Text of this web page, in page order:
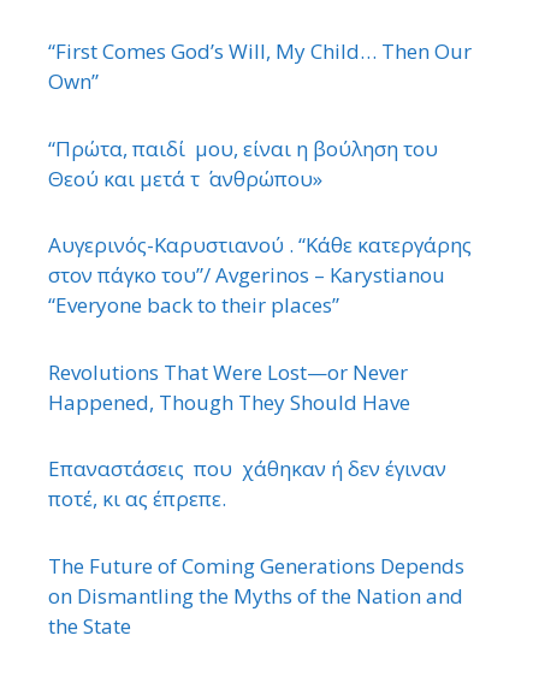
“First Comes God’s Will, My Child… Then Our
Own”
“Πρώτα, παιδί μου, είναι η βούληση του
Θεού και μετά τ ΄ ανθρώπου»
Αυγερινός-Καρυστιανού . “Κάθε κατεργάρης
στον πάγκο του”/ Avgerinos – Karystianou
“Εveryone back to their places”
Revolutions That Were Lost—or Never
Happened, Though They Should Have
Επαναστάσεις που χάθηκαν ή δεν έγιναν
ποτέ, κι ας έπρεπε.
The Future of Coming Generations Depends
on Dismantling the Myths of the Nation and
the State